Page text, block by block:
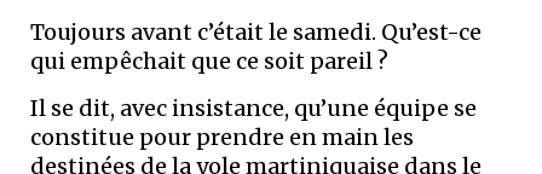
Toujours avant c’était le samedi. Qu’est-ce
qui empêchait que ce soit pareil ?
Il se dit, avec insistance, qu’une équipe se
constitue pour prendre en main les
destinées de la yole martiniquaise dans le